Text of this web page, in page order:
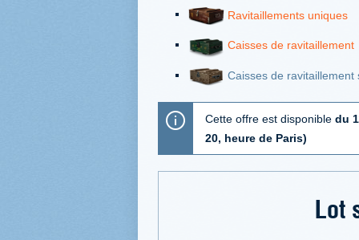
Ravitaillements uniques
Caisses de ravitaillement
Caisses de ravitaillement
Cette offre est disponible du
20, heure de Paris)
Lot